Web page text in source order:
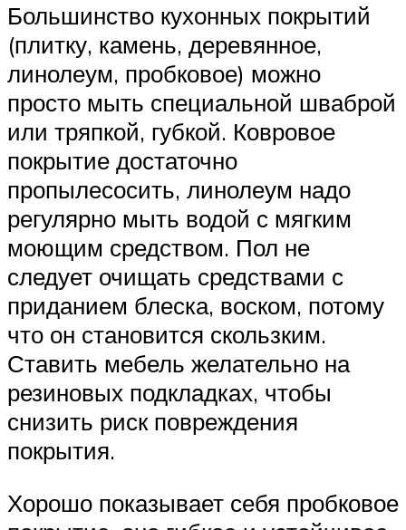
Большинство кухонных покрытий
(плитку, камень, деревянное,
линолеум, пробковое) можно
просто мыть специальной шваброй
или тряпкой, губкой. Ковровое
покрытие достаточно
пропылесосить, линолеум надо
регулярно мыть водой с мягким
моющим средством. Пол не
следует очищать средствами с
приданием блеска, воском, потому
что он становится скользким.
Ставить мебель желательно на
резиновых подкладках, чтобы
снизить риск повреждения
покрытия.
Хорошо показывает себя пробковое